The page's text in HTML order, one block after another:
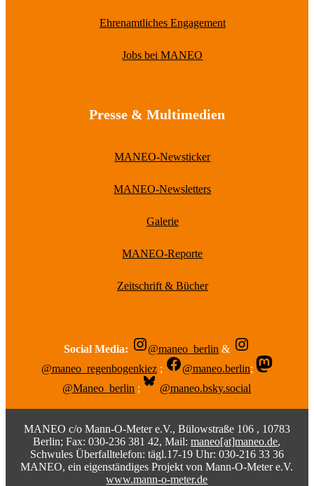
Ehrenamtliches Engagement
Jobs bei MANEO
Presse & Multimedien
MANEO-Newsticker
MANEO-Newsletters
Galerie
MANEO-Reporte
Zeitschrift & Bücher
Social Media: @maneo_berlin &
@maneo_regenbogenkiez ; @maneo.berlin;
@Maneo_berlin ; @maneo.bsky.social
MANEO c/o Mann-O-Meter e.V., Bülowstraße 106 , 10783
Berlin; Fax: 030-236 381 42, Mail:maneo[at]maneo.de,
Schwules Überfalltelefon: tägl.17-19 Uhr: 030-216 33 36
MANEO, ein eigenständiges Projekt von Mann-O-Meter e.V.
www.mann-o-meter.de